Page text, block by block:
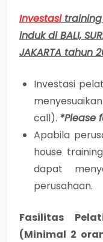
Investasitraining
induk di BALI,
JAKARTA tahun
Investasi
call). *Please
Apabila
house
dapat
perusahaan.
Fasilitas
(Minimal 2